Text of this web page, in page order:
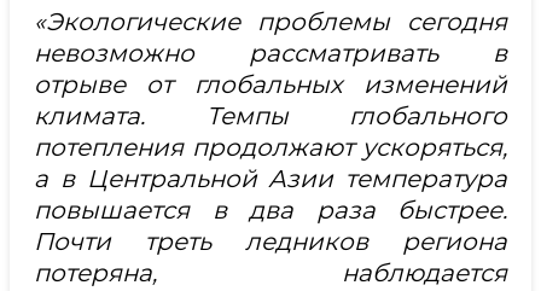
«Экологические проблемы сегодня
невозможно рассматривать в
отрыве от глобальных изменений
климата. Темпы глобального
потепления продолжают ускоряться,
а в Центральной Азии температура
повышается в два раза быстрее.
Почти треть ледников региона
потеряна, наблюдается